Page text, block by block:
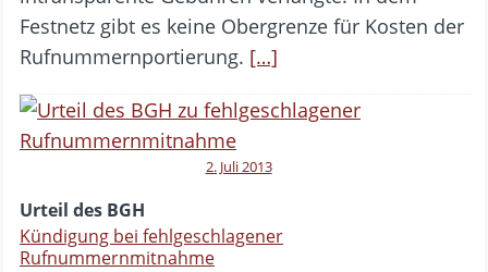
Festnetz gibt es keine Obergrenze für Kosten der
Rufnummernportierung. […]
2. Juli 2013
Urteil des BGH
Kündigung bei fehlgeschlagener
Rufnummernmitnahme